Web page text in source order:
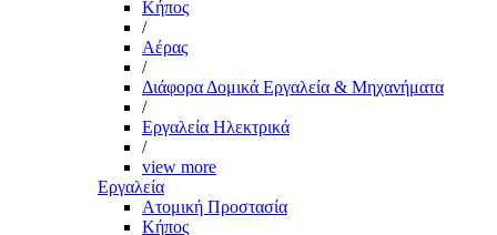
Kήπος
/
Αέρας
/
Διάφορα Δομικά Εργαλεία & Μηχανήματα
/
Εργαλεία Ηλεκτρικά
/
view more
Εργαλεία
Aτομική Προστασία
Kήπος